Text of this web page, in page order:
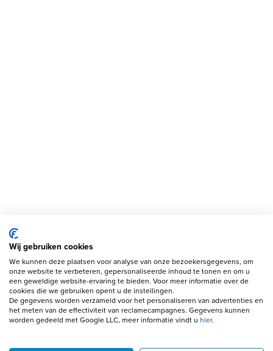
Wij gebruiken cookies
We kunnen deze plaatsen voor analyse van onze bezoekersgegevens, om
onze website te verbeteren, gepersonaliseerde inhoud te tonen en om u
een geweldige website-ervaring te bieden. Voor meer informatie over de
cookies die we gebruiken opent u de instellingen.
De gegevens worden verzameld voor het personaliseren van advertenties en
het meten van de effectiviteit van reclamecampagnes. Gegevens kunnen
worden gedeeld met Google LLC, meer informatie vindt u hier.